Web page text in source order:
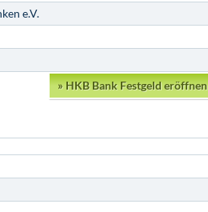
e.V.
»HKB Bank Festgeld eröffnen